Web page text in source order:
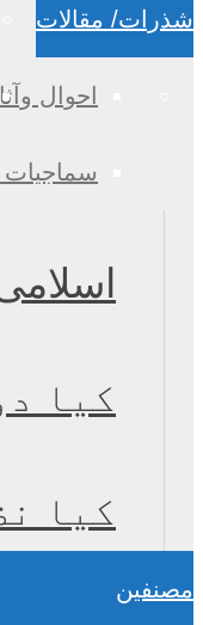
شذرات/ مقالات
احوال
سماجیات
کیا
کیا
مصنفین